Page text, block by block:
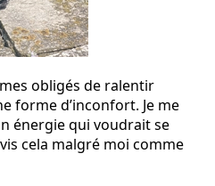
obligés de ralentir
forme d’inconfort. Je me
énergie qui voudrait se
cela malgré moi comme